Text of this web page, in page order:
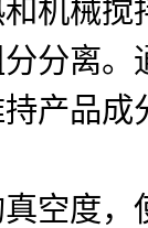
机械
分离
产品
空度